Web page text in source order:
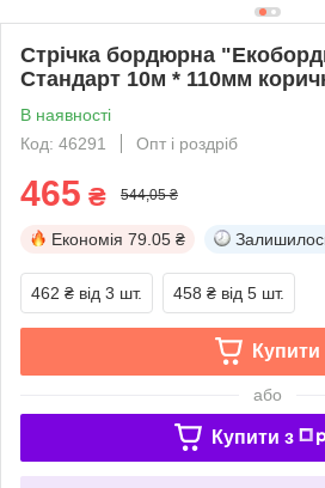
Стрічка бордюрна
Стандарт 10м * 110мм
В наявності
Код: 46291
Опт і роздріб
465 ₴ 544,05 ₴
Економія 79.05 ₴
462 ₴ від 3 шт. 458 ₴ від 5 шт.
Купити
або
Купити з